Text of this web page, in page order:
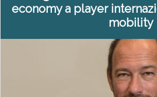
economy a player
mobility